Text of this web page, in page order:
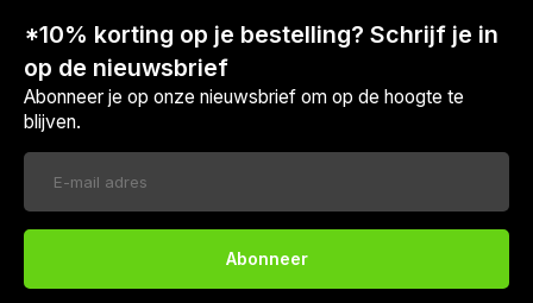
*10% korting op je bestelling? Schrijf je in
op de nieuwsbrief
Abonneer je op onze nieuwsbrief om op de hoogte te
blijven.
Abonneer